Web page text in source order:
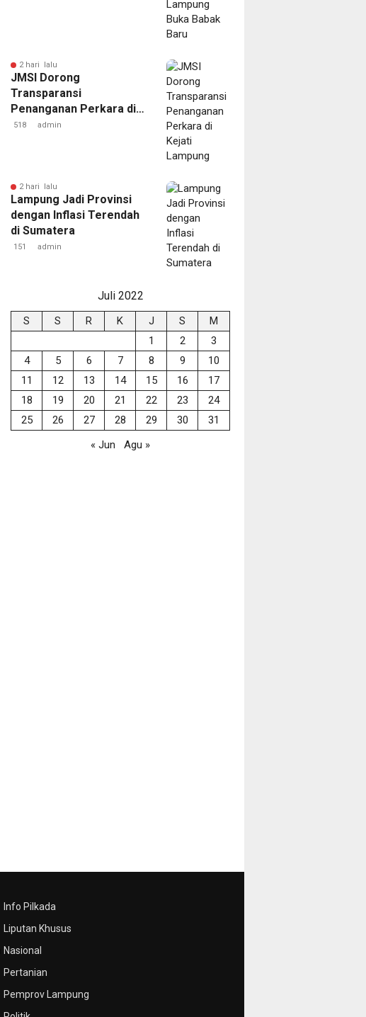
2 hari lalu
JMSI Dorong
Transparansi
Penanganan Perkara di
Kejati Lampung
518 admin
2 hari lalu
Lampung Jadi Provinsi
dengan Inflasi Terendah
di Sumatera
151 admin
Juli 2022
S S R K J S
M
1
2
3
4
5 6 7 8 9
10
11
12 13 14 15 16
17
18
19 20 21 22 23
24
25
26 27 28 29 30
31
« Jun
Agu »
Info Pilkada
Liputan Khusus
Nasional
Pertanian
Pemprov Lampung